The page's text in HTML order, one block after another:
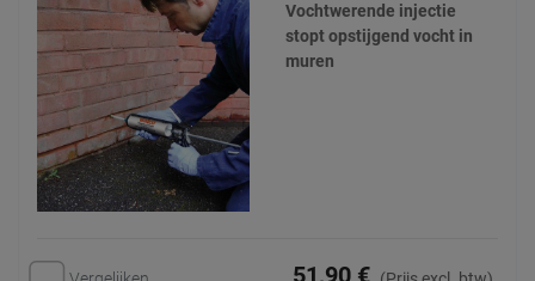
Vochtwerende injectie
stopt opstijgend vocht in
muren
51,90 €